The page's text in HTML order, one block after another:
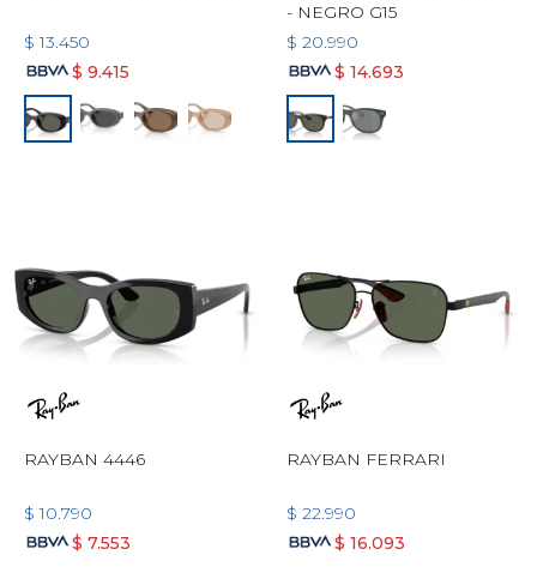
$ 13.450
$ 9.415
- NEGRO G15
$ 20.990
$ 14.693
RAYBAN 4446
$ 10.790
$ 7.553
RAYBAN FERRARI
$ 22.990
$ 16.093